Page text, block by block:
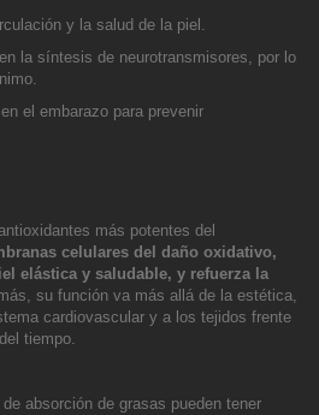
y la salud de la piel.
la síntesis de neurotransmisores, por lo
el embarazo para prevenir
más potentes del
celulares del daño oxidativo,
elástica y saludable, y refuerza la
su función va más allá de la estética,
cardiovascular y a los tejidos frente
tiempo.
absorción de grasas pueden tener